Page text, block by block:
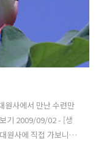
원사에서 만난 수련만
기 2009/09/02 - [생
원사에 직접 가보니..